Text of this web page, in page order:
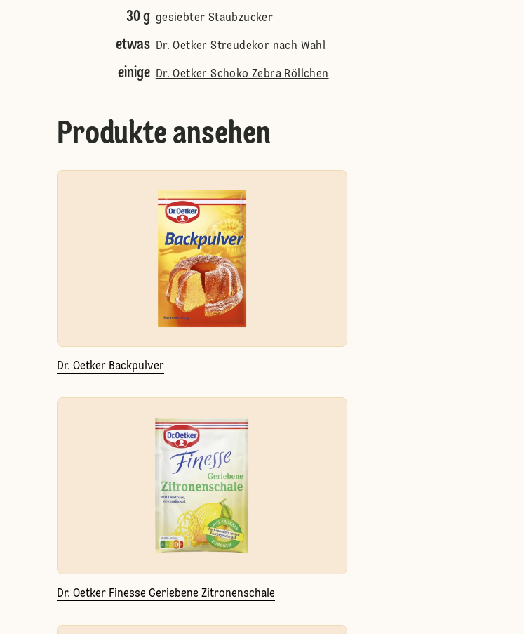
30 g gesiebter Staubzucker
etwas Dr. Oetker Streudekor nach Wahl
einige Dr. Oetker Schoko Zebra Röllchen
Produkte ansehen
Dr. Oetker Backpulver
Dr. Oetker Finesse Geriebene Zitronenschale